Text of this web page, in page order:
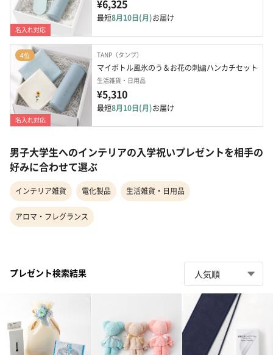
名入れ対応
¥6,325
最短8月10日(月)お届け
4位
名入れ対応
TANP（タンプ）
マイボトル風氷のう＆お花の刺繍ハンカチセット
生活雑貨・日用品
¥5,310
最短8月10日(月)お届け
男子大学生へのインテリアの入学祝いプレゼントを相手の
好みに合わせて選ぶ
インテリア雑貨 電化製品 生活雑貨・日用品
アロマ・フレグランス
プレゼント検索結果